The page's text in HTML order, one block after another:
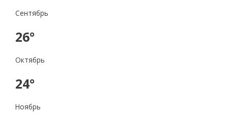
Сентябрь
26°
Октябрь
24°
Ноябрь